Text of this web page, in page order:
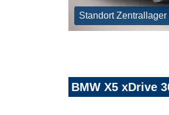
Standort Zentrallager
BMW X5 xDrive